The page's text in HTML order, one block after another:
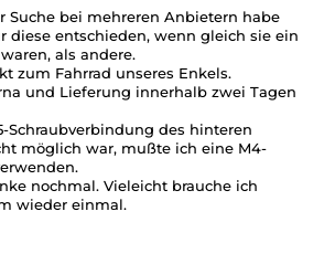
Suche bei mehreren Anbietern habe
diese entschieden, wenn gleich sie ein
als andere.
zum Fahrrad unseres Enkels.
und Lieferung innerhalb zwei Tagen
Schraubverbindung des hinteren
möglich war, mußte ich eine M4-
nochmal. Vieleicht brauche ich
wieder einmal.